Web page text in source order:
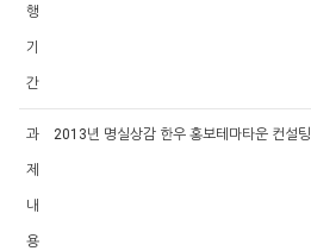
행
기
간
과
제
내
용
2013년 명실상감 한우 홍보테마타운 컨설팅